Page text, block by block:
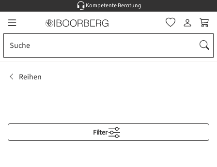
Zum Hauptinhalt springen
Kompetente Beratung
Reihen
Filter